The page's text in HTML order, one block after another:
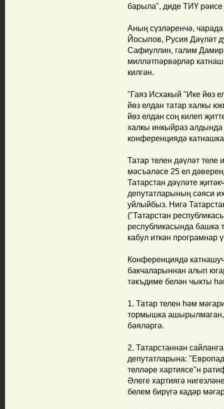
барыла", диде ТИҮ рәисе
Аның сүзләренчә,
Йосыпов, Русия Дәүләт
Сафиуллин, галим Дамир
милләтпәрвәрләр
килгән.
"Гаяз Исхакый "Ике йөз
йөз елдан татар халкы
йөз елдан соң килеп
халкы инкыйраз
конференциядә
Татар телен дәүләт теле
мәсъәләсе 25 ел
Татарстан дәүләте
депутатларының сәяси
уйлыйбыз. Нигә
("Татарстан
республикасында башка
кабул иткән програмнар
Конференциядә
бакчаларыннан алып
тәкъдиме белән чыкты
1. Татар телен һәм
тормышка ашырылмаган,
бәяләргә.
2. Татарстаннан
депутатларына:
телләре хартиясе"н
Әлеге хартиягә
белем бирүгә кадәр